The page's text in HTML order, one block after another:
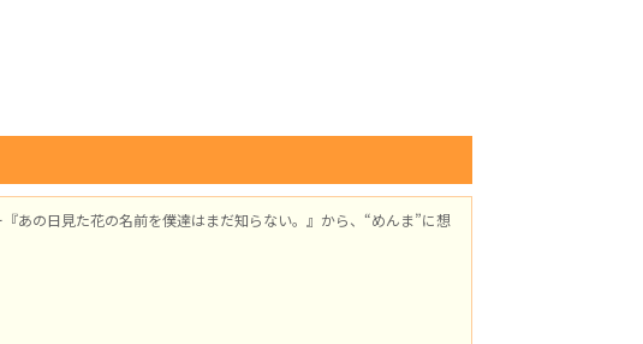
あの日見た花の名前を僕達はまだ知らない。』から、“めんま”に想